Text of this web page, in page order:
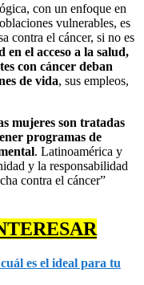
con un enfoque en
vulnerables, es
contra el cáncer, si no es
en el acceso a la salud,
con cáncer deban
de vida, sus empleos,
mujeres son tratadas
programas de
. Latinoamérica y
y la responsabilidad
contra el cáncer”
es el ideal para tu